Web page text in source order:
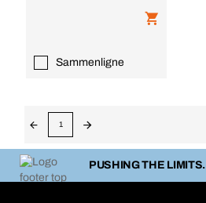
Sammenligne
1
PUSHING THE LIMITS.